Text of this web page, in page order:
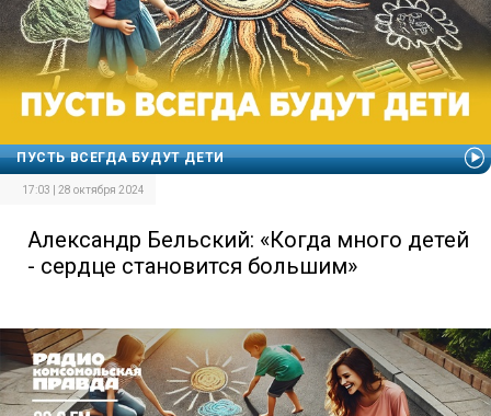
ПУСТЬ ВСЕГДА БУДУТ ДЕТИ
17:03 | 28 октября 2024
Александр Бельский: «Когда много детей
- сердце становится большим»